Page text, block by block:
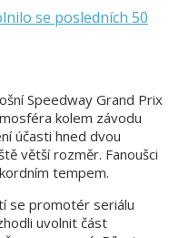
Speedway Grand Prix
kolem závodu
účasti hned dvou
větší rozměr. Fanoušci
tempem.
se promotér seriálu
uvolnit část